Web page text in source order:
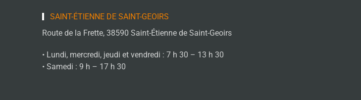
SAINT-ÉTIENNE DE SAINT-GEOIRS
Route de la Frette, 38590 Saint-Étienne de Saint-Geoirs
• Lundi, mercredi, jeudi et vendredi : 7 h 30 – 13 h 30
• Samedi : 9 h – 17 h 30